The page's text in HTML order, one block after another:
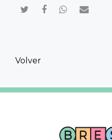
Volver